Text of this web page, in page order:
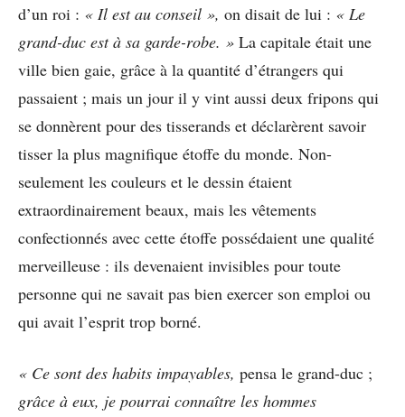
d’un roi : « Il est au conseil », on disait de lui : « Le
grand-duc est à sa garde-robe. » La capitale était une
ville bien gaie, grâce à la quantité d’étrangers qui
passaient ; mais un jour il y vint aussi deux fripons qui
se donnèrent pour des tisserands et déclarèrent savoir
tisser la plus magnifique étoffe du monde. Non-
seulement les couleurs et le dessin étaient
extraordinairement beaux, mais les vêtements
confectionnés avec cette étoffe possédaient une qualité
merveilleuse : ils devenaient invisibles pour toute
personne qui ne savait pas bien exercer son emploi ou
qui avait l’esprit trop borné.
« Ce sont des habits impayables, pensa le grand-duc ;
grâce à eux, je pourrai connaître les hommes